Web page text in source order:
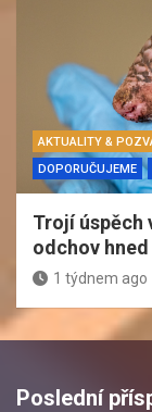
AKTUALITY &
DOPORUČUJEME
Trojí úspěch
odchov
1 týdnem ago
Poslední